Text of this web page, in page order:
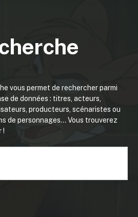
vous permet de rechercher parmi
de données : titres, acteurs,
producteurs, scénaristes ou
de personnages... Vous trouverez
!